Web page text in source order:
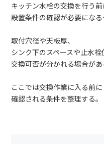
キッチン水栓の交換を行う前
設置条件の確認が必要になる
取付穴径や天板厚、
シンク下のスペースや止水栓
交換可否が分かれる場合があ
ここでは交換作業に入る前に
確認される条件を整理する。